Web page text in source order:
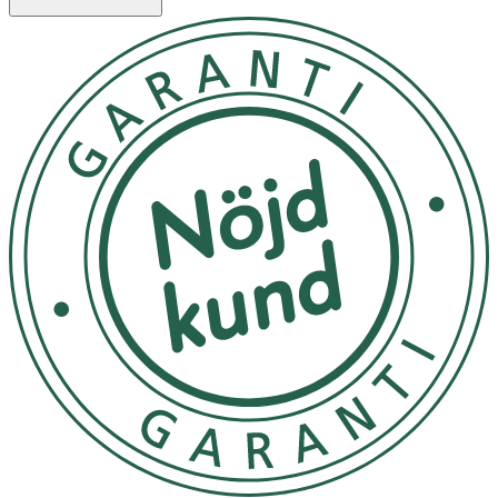
skydd med en omedelbar och långvarig mattande effekt.
Berikad med Licochalcone A, kan denna solkräm hjälpa till
att motverka fria radikaler orsakade av UV-stress med
upp till 87% (in-vitro). Formulan är lätt, icke-fet och har en
dry-touch-känsla. Den
1. Applicera en generös mängd före solexponering.
Undvik kontakt med ögonen. 2. Låt torka helt och undvik
direkt kontakt med textilier och hårda ytor för att
undvika fläckar 3. Återapplicera ofta, speciellt efter
badning, svettning och handdukstorkning 4. Vistas inte
för länge i solen, även om du applicerat solskydd För liten
mängd reducerar skyddsnivån betydligt. Överexponering
av solen utgör en allvarlig hälsorisk. Skydda spädbarn
och små barn från direkt solljus.
Kan förvaras i rumstemperatur
OK för gravida och ammande: